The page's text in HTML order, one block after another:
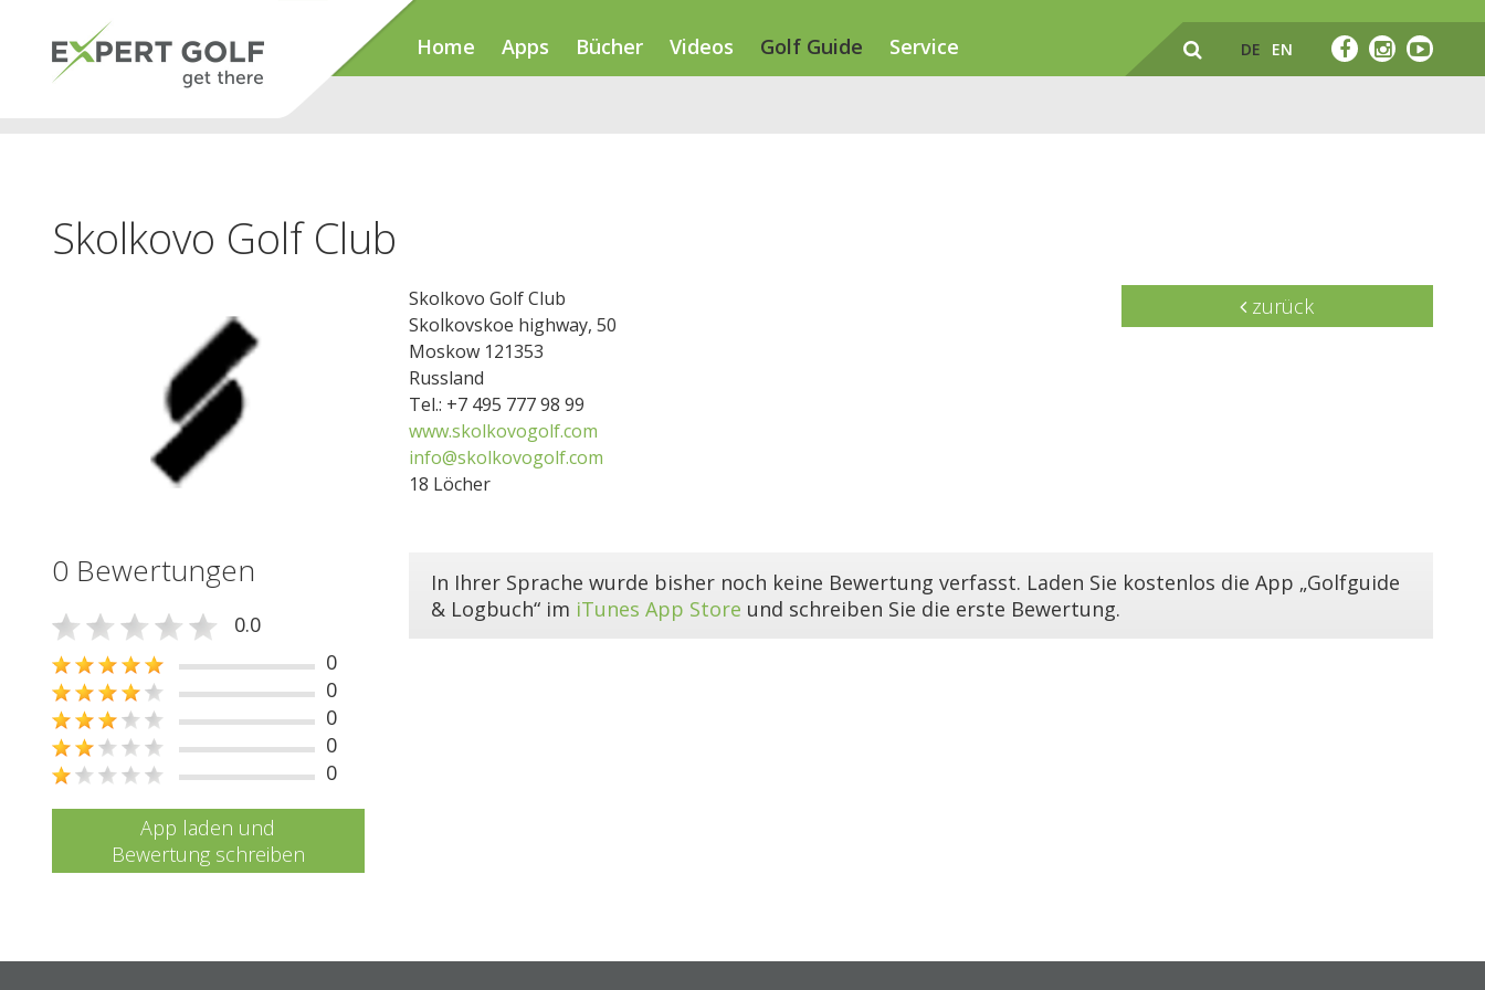
Home Apps Bücher Videos Golf Guide Service DE EN
Skolkovo Golf Club
Skolkovo Golf Club
Skolkovskoe highway, 50
Moskow 121353
Russland
Tel.: +7 495 777 98 99
www.skolkovogolf.com
info@skolkovogolf.com
18 Löcher
zurück
0 Bewertungen
0.0
0
0
0
0
0
App laden und
Bewertung schreiben
In Ihrer Sprache wurde bisher noch keine Bewertung verfasst. Laden Sie kostenlos die App „Golfguide
& Logbuch“ im iTunes App Store und schreiben Sie die erste Bewertung.